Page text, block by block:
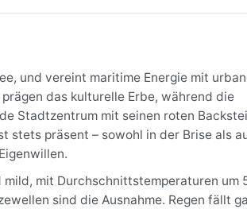
und vereint maritime Energie mit
das kulturelle Erbe, während die
Stadtzentrum mit seinen roten
stets präsent – sowohl in der Brise als
mit Durchschnittstemperaturen um
sind die Ausnahme. Regen fällt